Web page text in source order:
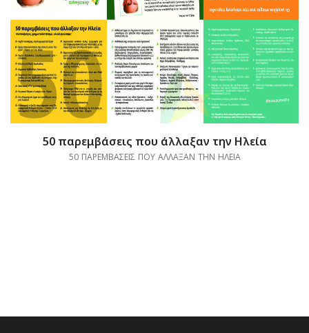
50 παρεμβάσεις που άλλαξαν την Ηλεία
50 ΠΑΡΕΜΒΑΣΕΙΣ ΠΟΥ ΑΛΛΑΞΑΝ ΤΗΝ ΗΛΕΙΑ